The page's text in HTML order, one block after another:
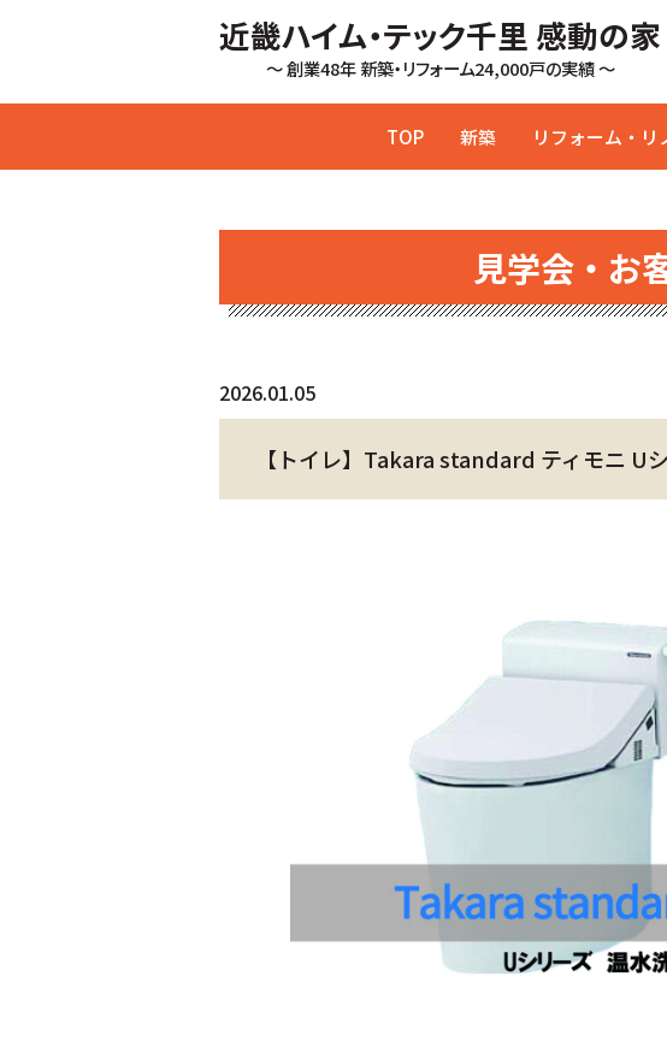
近畿ハイム・テック千里 感動の家
～ 創業48年 新築・リフォーム24,000戸の実績 ～
TOP 新築 リフォーム・リ
見学会・お
2026.01.05
【トイレ】Takara standard ティモニ U